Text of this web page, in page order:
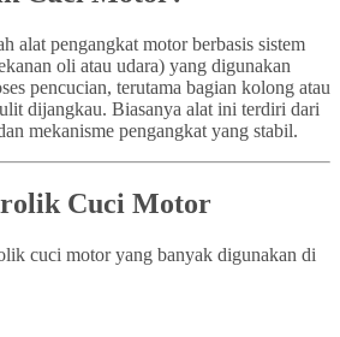
alat pengangkat motor berbasis sistem
oli atau udara) yang digunakan
pencucian, terutama bagian kolong atau
dijangkau. Biasanya alat ini terdiri dari
mekanisme pengangkat yang stabil.
Cuci Motor
cuci motor yang banyak digunakan di